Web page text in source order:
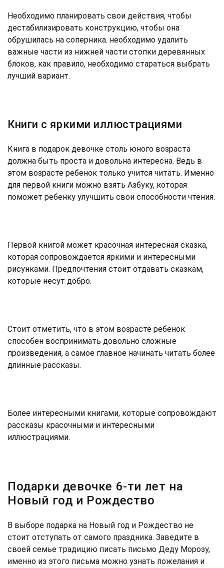
Необходимо планировать свои действия, чтобы
дестабилизировать конструкцию, чтобы она
обрушилась на соперника. необходимо удалить
важные части из нижней части стопки деревянных
блоков, как правило, необходимо стараться выбрать
лучший вариант.
Книги с яркими иллюстрациями
Книга в подарок девочке столь юного возраста
должна быть проста и довольна интересна. Ведь в
этом возрасте ребенок только учится читать. Именно
для первой книги можно взять Азбуку, которая
поможет ребенку улучшить свои способности чтения.
Первой книгой может красочная интересная сказка,
которая сопровождается яркими и интересными
рисунками. Предпочтения стоит отдавать сказкам,
которые несут добро.
Стоит отметить, что в этом возрасте ребенок
способен воспринимать довольно сложные
произведения, а самое главное начинать читать более
длинные рассказы.
Более интересными книгами, которые сопровождают
рассказы красочными и интересными
иллюстрациями.
Подарки девочке 6-ти лет на
Новый год и Рождество
В выборе подарка на Новый год и Рождество не
стоит отступать от самого праздника. Заведите в
своей семье традицию писать письмо Деду Морозу,
именно из этого письма можно узнать пожелания и